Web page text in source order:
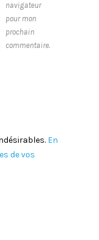
navigateur
pour mon
prochain
commentaire.
En
de vos